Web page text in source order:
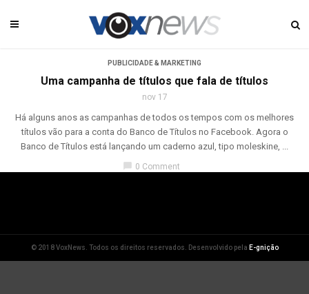
PUBLICIDADE & MARKETING
Uma campanha de títulos que fala de títulos
nov 17
Há alguns anos as campanhas de todos os tempos com os melhores
títulos vão para a conta do Banco de Títulos no Facebook. Agora o
Banco de Títulos está lançando um caderno azul, tipo moleskine, ...
chat_bubble 0 Comment
© 2018 VoxNews. Todos os direitos reservados. Desenvolvido pela E-gnição